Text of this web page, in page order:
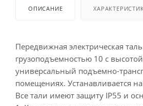
ОПИСАНИЕ
Передвижная электрическая
грузоподъемностью 10 с
универсальный подъемно-
помещениях. Устанавливается
Все тали имеют защиту IP55 и